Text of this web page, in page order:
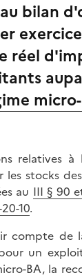
bilan
réel
relatives
les stocks
au III § 90
10.
compte de
un
BA, la